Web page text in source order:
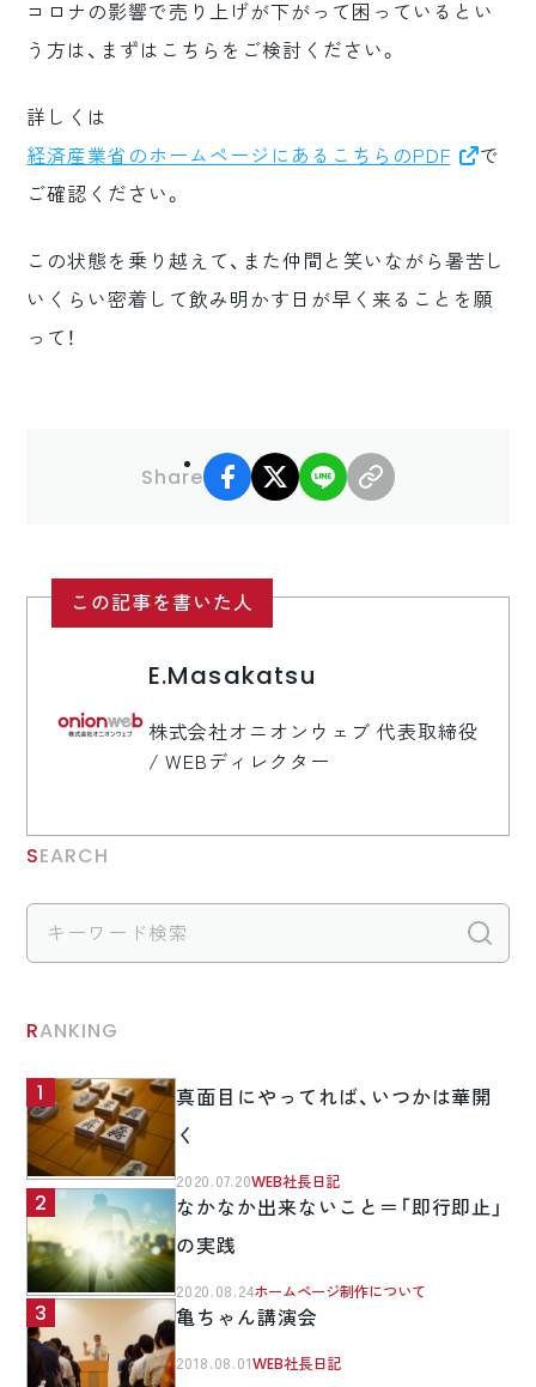
コロナの影響で売り上げが下がって困っているとい
う方は、まずはこちらをご検討ください。
詳しくは
経済産業省のホームページにあるこちらのPDF
で
ご確認ください。
この状態を乗り越えて、また仲間と笑いながら暑苦し
いくらい密着して飲み明かす日が早く来ることを願
って！
Share
facebook
X LINE
この記事を書いた人
E.Masakatsu
株式会社オニオンウェブ 代表取締役
/ WEBディレクター
SEARCH
RANKING
真面目にやってれば、いつかは華開
く
2020.07.20WEB社長日記
なかなか出来ないこと＝「即行即止」
の実践
2020.08.24ホームページ制作について
亀ちゃん講演会
2018.08.01WEB社長日記